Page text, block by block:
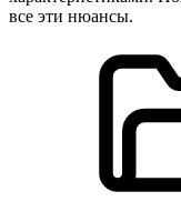
все эти нюансы.